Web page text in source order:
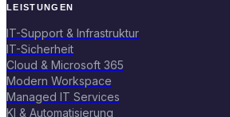
LEISTUNGEN
IT-Support & Infrastruktur
IT-Sicherheit
Cloud & Microsoft 365
Modern Workspace
Managed IT Services
KI & Automatisierung